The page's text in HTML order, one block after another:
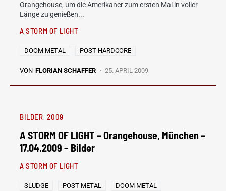
Orangehouse, um die Amerikaner zum ersten Mal in voller
Länge zu genießen...
A STORM OF LIGHT
DOOM METAL POST HARDCORE
VON FLORIAN SCHAFFER 25. APRIL 2009
BILDER 2009
A STORM OF LIGHT – Orangehouse, München –
17.04.2009 – Bilder
A STORM OF LIGHT
SLUDGE POST METAL DOOM METAL